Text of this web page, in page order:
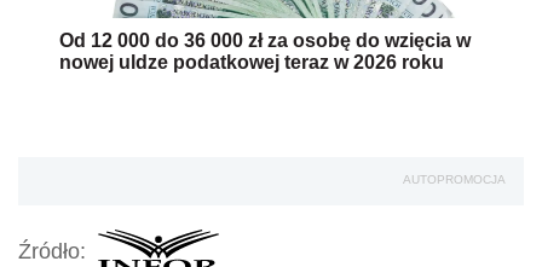
Od 12 000 do 36 000 zł za osobę do wzięcia w
nowej uldze podatkowej teraz w 2026 roku
AUTOPROMOCJA
Źródło: